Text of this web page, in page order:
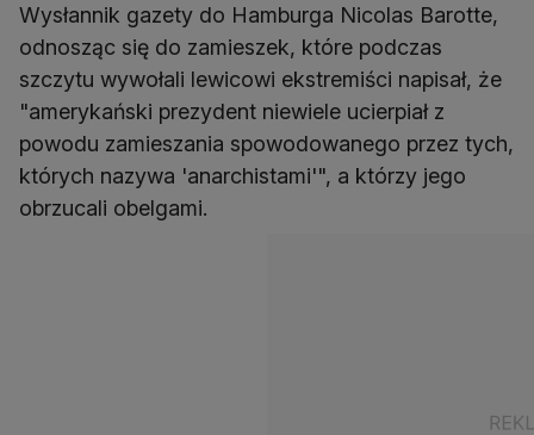
Wysłannik gazety do Hamburga Nicolas Barotte,
odnosząc się do zamieszek, które podczas
szczytu wywołali lewicowi ekstremiści napisał, że
"amerykański prezydent niewiele ucierpiał z
powodu zamieszania spowodowanego przez tych,
których nazywa 'anarchistami'", a którzy jego
obrzucali obelgami.